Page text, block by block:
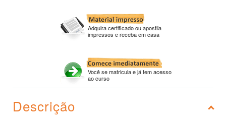
Adquira certificado ou apostila
impressos e receba em casa
Você se matricula e já tem acesso
ao curso
Descrição